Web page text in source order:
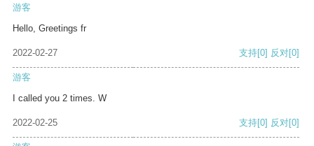
游客
Hello, Greetings fr
2022-02-27 支持[0] 反对[0]
游客
I called you 2 times. W
2022-02-25 支持[0] 反对[0]